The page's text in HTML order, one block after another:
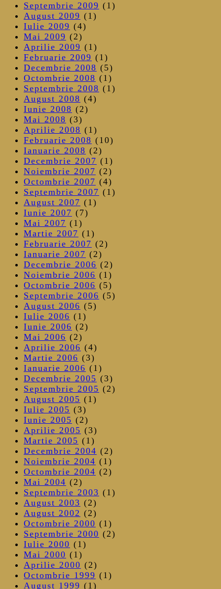
Septembrie 2009 (1)
August 2009 (1)
Iulie 2009 (4)
Mai 2009 (2)
Aprilie 2009 (1)
Februarie 2009 (1)
Decembrie 2008 (5)
Octombrie 2008 (1)
Septembrie 2008 (1)
August 2008 (4)
Iunie 2008 (2)
Mai 2008 (3)
Aprilie 2008 (1)
Februarie 2008 (10)
Ianuarie 2008 (2)
Decembrie 2007 (1)
Noiembrie 2007 (2)
Octombrie 2007 (4)
Septembrie 2007 (1)
August 2007 (1)
Iunie 2007 (7)
Mai 2007 (1)
Martie 2007 (1)
Februarie 2007 (2)
Ianuarie 2007 (2)
Decembrie 2006 (2)
Noiembrie 2006 (1)
Octombrie 2006 (5)
Septembrie 2006 (5)
August 2006 (5)
Iulie 2006 (1)
Iunie 2006 (2)
Mai 2006 (2)
Aprilie 2006 (4)
Martie 2006 (3)
Ianuarie 2006 (1)
Decembrie 2005 (3)
Septembrie 2005 (2)
August 2005 (1)
Iulie 2005 (3)
Iunie 2005 (2)
Aprilie 2005 (3)
Martie 2005 (1)
Decembrie 2004 (2)
Noiembrie 2004 (1)
Octombrie 2004 (2)
Mai 2004 (2)
Septembrie 2003 (1)
August 2003 (2)
August 2002 (2)
Octombrie 2000 (1)
Septembrie 2000 (2)
Iulie 2000 (1)
Mai 2000 (1)
Aprilie 2000 (2)
Octombrie 1999 (1)
August 1999 (1)